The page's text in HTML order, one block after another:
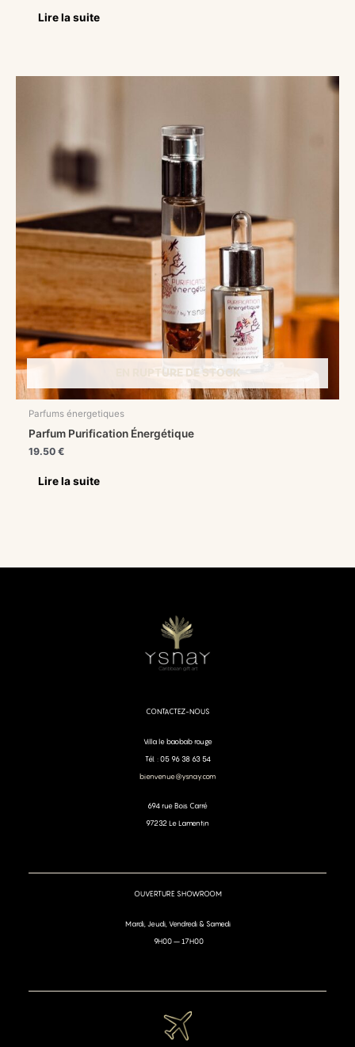
Lire la suite
EN RUPTURE DE STOCK
Parfums énergetiques
Parfum Purification Énergétique
19.50€
Lire la suite
CONTACTEZ-NOUS
Villa le baobab rouge
Tél. : 05 96 38 63 54
bienvenue@ysnay.com
694 rue Bois Carré
97232 Le Lamentin
OUVERTURE SHOWROOM
Mardi, Jeudi, Vendredi & Samedi
9H00 – 17H00